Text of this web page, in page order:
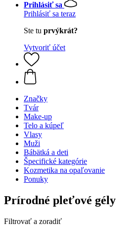
Prihlásiť sa
Prihlásiť sa teraz
Ste tu prvýkrát?
Vytvoriť účet
Značky
Tvár
Make-up
Telo a kúpeľ
Vlasy
Muži
Bábätká a deti
Špecifické kategórie
Kozmetika na opaľovanie
Ponuky
Prírodné pleťové gély
Filtrovať a zoradiť